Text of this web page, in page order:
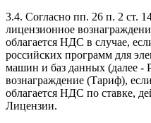
3.4. Согласно пп. 26 п. 2 ст.
лицензионное
облагается НДС в случае,
российских программ для
машин и баз данных (далее
вознаграждение (Тариф),
облагается НДС по ставке,
Лицензии.